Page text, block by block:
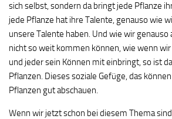
sich selbst, sondern da bringt jede Pflanze
jede Pflanze hat ihre Talente, genauso wie
unsere Talente haben. Und wie wir genauso
nicht so weit kommen können, wie wenn
und jeder sein Können mit einbringt, so ist
Pflanzen. Dieses soziale Gefüge, das
Pflanzen gut abschauen.
Wenn wir jetzt schon bei diesem Thema